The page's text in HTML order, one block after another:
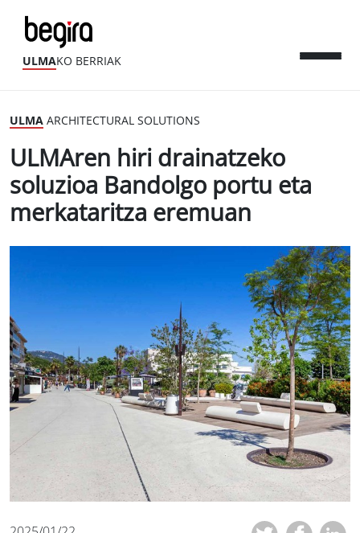
ULMAKO BERRIAK
ULMA ARCHITECTURAL SOLUTIONS
ULMAren hiri drainatzeko
soluzioa Bandolgo portu eta
merkataritza eremuan